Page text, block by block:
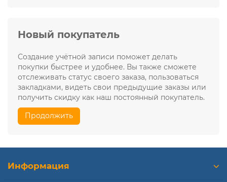
Новый покупатель
Создание учётной записи поможет делать
покупки быстрее и удобнее. Вы также сможете
отслеживать статус своего заказа, пользоваться
закладками, видеть свои предыдущие заказы или
получить скидку как наш постоянный покупатель.
Продолжить
Информация